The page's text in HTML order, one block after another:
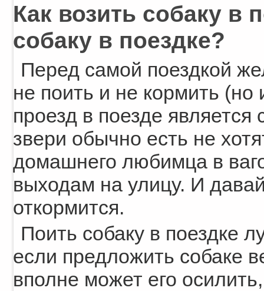
Как возить собаку в
собаку в поездке?
Перед самой поездкой
не поить и не кормить
проезд в поезде является
звери обычно есть не
домашнего любимца в
выходам на улицу. И
откормится.
Поить собаку в поездке
если предложить собаке
вполне может его